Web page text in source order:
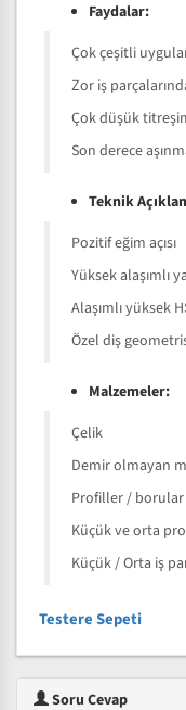
Faydalar:
Çok çeşitli
Zor iş
Çok düşük
Son derece
Teknik
Pozitif eğim açısı
Yüksek alaşımlı
Alaşımlı yüksek
Özel diş
Malzemeler:
Çelik
Demir olmayan
Profiller /
Küçük ve orta
Küçük / Orta iş
Testere Sepeti
Soru Cevap